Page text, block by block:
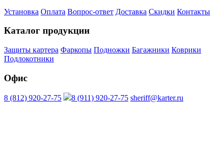
Установка Оплата Вопрос-ответ Доставка Скидки Контакты
Каталог продукции
Защиты картера Фаркопы Подножки Багажники Коврики
Подлокотники
Офис
8 (812) 920-27-75 8 (911) 920-27-75 sheriff@karter.ru